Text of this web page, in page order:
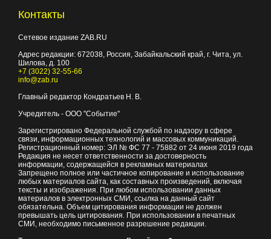
Контакты
Сетевое издание ZAB.RU
Адрес редакции: 672038, Россия, Забайкальский край, г. Чита, ул.
Шилова, д. 100
+7 (3022) 32-55-66
info@zab.ru
Главный редактор Кондратьев Н. В.
Учредитель - ООО "Событие"
Зарегистрировано Федеральной службой по надзору в сфере
связи, информационных технологий и массовых коммуникаций.
Регистрационный номер: ЭЛ № ФС 77 - 75882 от 24 июня 2019 года
Редакция не несет ответственности за достоверность
информации, содержащейся в рекламных материалах
Запрещено полное или частичное копирование и использование
любых материалов сайта, как составных произведений, включая
тексты и изображения. При любом использовании данных
материалов в электронных СМИ, ссылка на данный сайт
обязательна. Объем цитирования информации не должен
превышать цель цитирования. При использовании в печатных
СМИ, необходимо письменное разрешение редакции.